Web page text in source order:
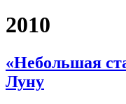
2010
«Небольшая
Луну